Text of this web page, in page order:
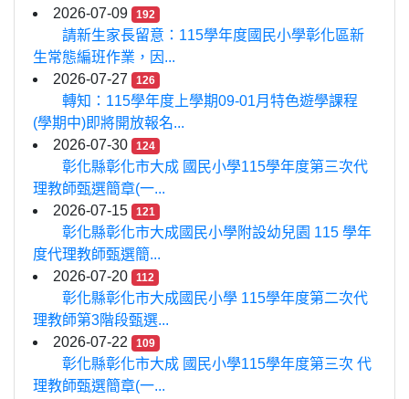
2026-07-09
192
請新生家長留意：115學年度國民小學彰化區新
生常態編班作業，因...
2026-07-27
126
轉知：115學年度上學期09-01月特色遊學課程
(學期中)即將開放報名...
2026-07-30
124
彰化縣彰化市大成 國民小學115學年度第三次代
理教師甄選簡章(一...
2026-07-15
121
彰化縣彰化市大成國民小學附設幼兒園 115 學年
度代理教師甄選簡...
2026-07-20
112
彰化縣彰化市大成國民小學 115學年度第二次代
理教師第3階段甄選...
2026-07-22
109
彰化縣彰化市大成 國民小學115學年度第三次 代
理教師甄選簡章(一...